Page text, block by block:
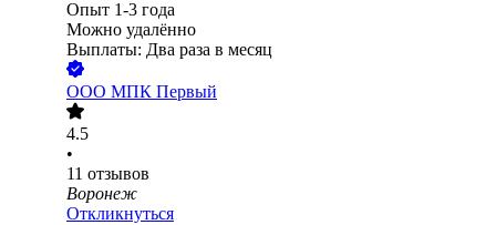
Опыт 1-3 года
Можно удалённо
Выплаты: Два раза в месяц
ООО МПК Первый
4.5
•
11 отзывов
Воронеж
Откликнуться